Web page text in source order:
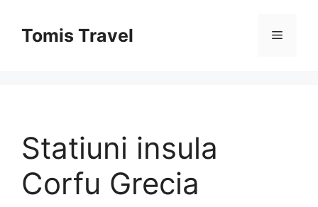
conținutTomis Travel Meniu
Statiuni insula
Corfu Grecia